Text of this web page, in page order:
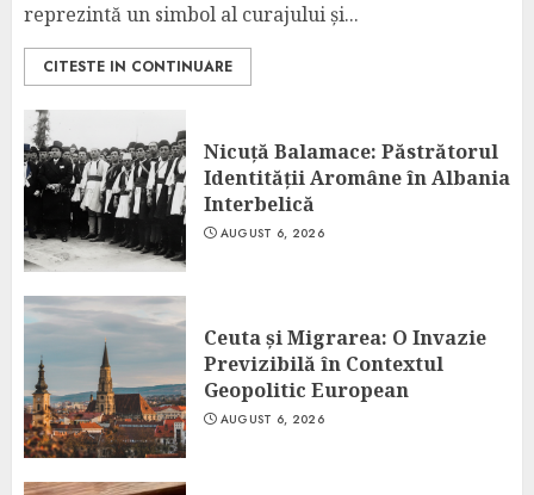
reprezintă un simbol al curajului și...
CITESTE IN CONTINUARE
Nicuță Balamace: Păstrătorul
Identității Aromâne în Albania
Interbelică
AUGUST 6, 2026
Ceuta și Migrarea: O Invazie
Previzibilă în Contextul
Geopolitic European
AUGUST 6, 2026